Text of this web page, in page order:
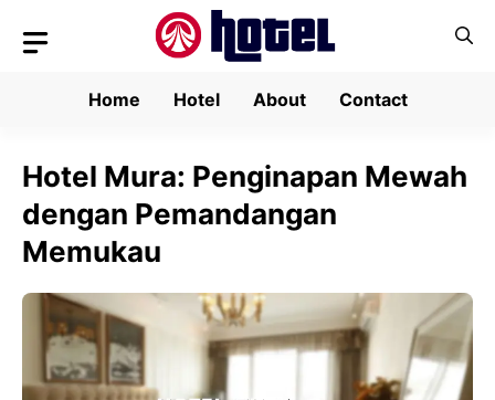
Home
Hotel About Contact
Hotel Mura: Penginapan Mewah
dengan Pemandangan
Memukau